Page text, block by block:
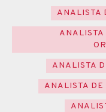
ANALISTA
ANALISTA
ANALISTA
ANALISTA DE